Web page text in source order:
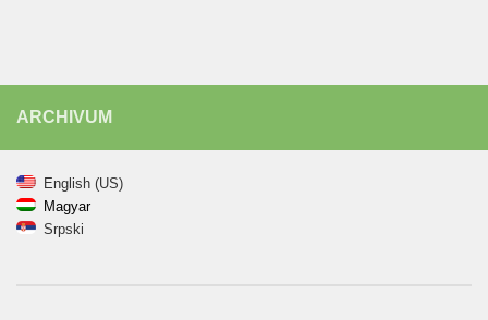
ARCHIVUM
English (US)
Magyar
Srpski